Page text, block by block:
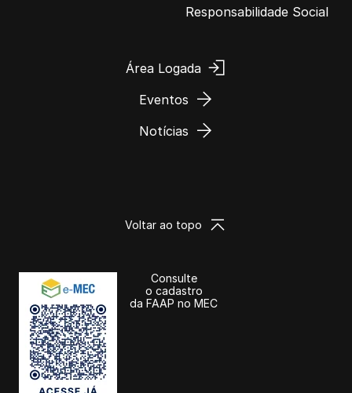
Responsabilidade Social
Área Logada
Eventos
Notícias
Consulte
o cadastro
da FAAP no MEC
Voltar ao topo